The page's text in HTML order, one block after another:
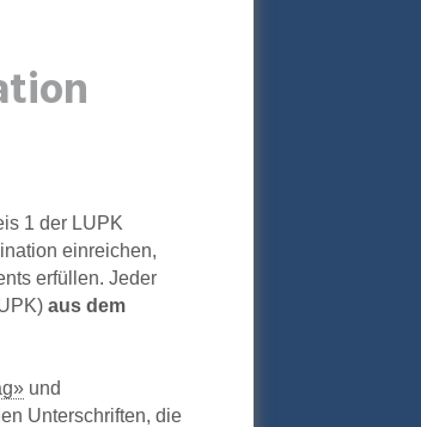
1 der LUPK
einreichen,
erfüllen. Jeder
aus dem
und
Unterschriften, die